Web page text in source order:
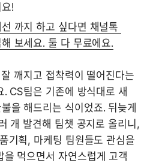
!
까지 하고 싶다면 채널톡
보세요. 둘 다 무료에요.
깨지고 접착력이 떨어진다는
CS팀은 기존에 방식대로 새
을 해드리는 식이었죠. 뒤늦게
개 발견해 팀챗 공지로 올리니,
기획, 마케팅 팀원들도 관심을
먹으면서 자연스럽게 고객